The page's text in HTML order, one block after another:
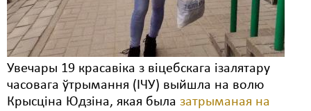
Увечары 19 красавіка з віцебскага ізалятару
часовага ўтрымання (ІЧУ) выйшла на волю
Крысціна Юдзіна, якая была затрыманая на